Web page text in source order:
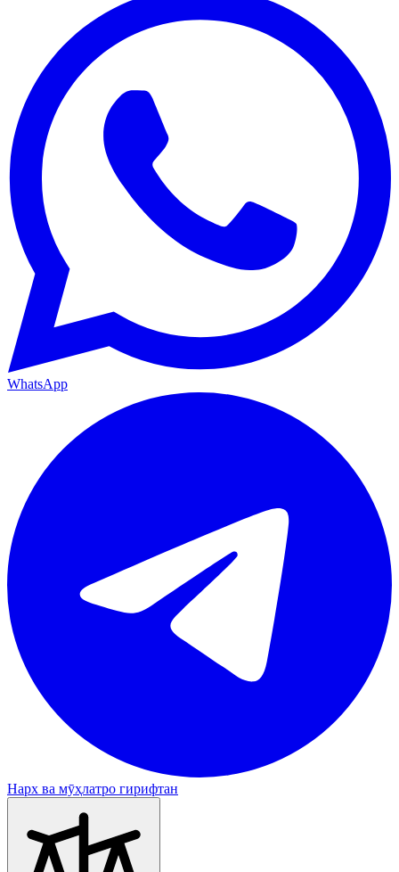
WhatsApp
Нарх ва мӯҳлатро гирифтан